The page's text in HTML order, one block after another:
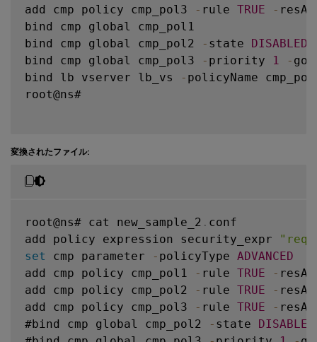
add cmp policy cmp_pol3 - rule TRUE -
bind cmp global cmp_pol1
bind cmp global cmp_pol2
- state DISABLED
bind cmp global cmp_pol3
- priority 1 -
bind lb vserver lb_vs
- policyName
root@ns#
変換されたファイル:
root@ns# cat new_sample_2 . conf
add policy expression security_expr
set
cmp parameter - policyType ADVANCED
add cmp policy cmp_pol1
- rule TRUE -
add cmp policy cmp_pol2
- rule TRUE -
add cmp policy cmp_pol3
- rule TRUE -
#bind cmp global cmp_pol2
- state DISABLED